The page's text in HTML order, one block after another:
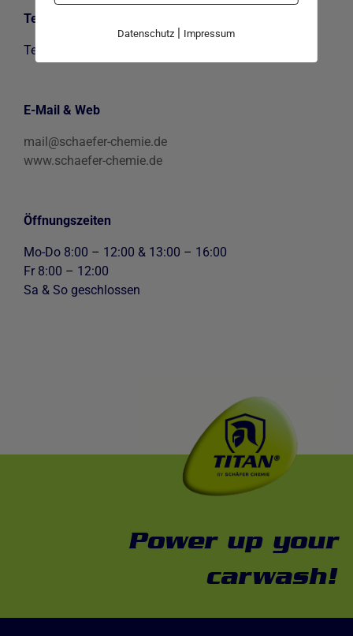
Telefon
Tel.
E-Mail & Web
mail@schaefer-chemie.de
www.schaefer-chemie.de
Öffnungszeiten
Mo-Do 8:00 – 12:00 & 13:00 – 16:00
Fr 8:00 – 12:00
Sa & So geschlossen
Power up your
carwash!
Datenschutz | Impressum